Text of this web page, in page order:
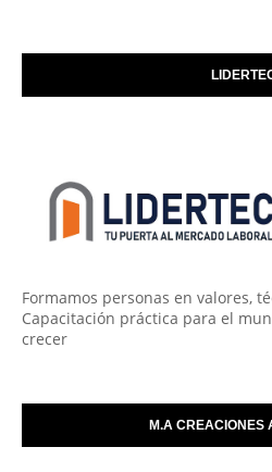
Formamos personas en valores,
Capacitación práctica para el
crecer
M.A CREACIONES